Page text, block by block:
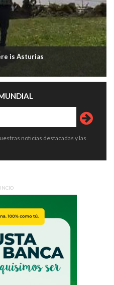
is Asturias
noticias destacadas y las